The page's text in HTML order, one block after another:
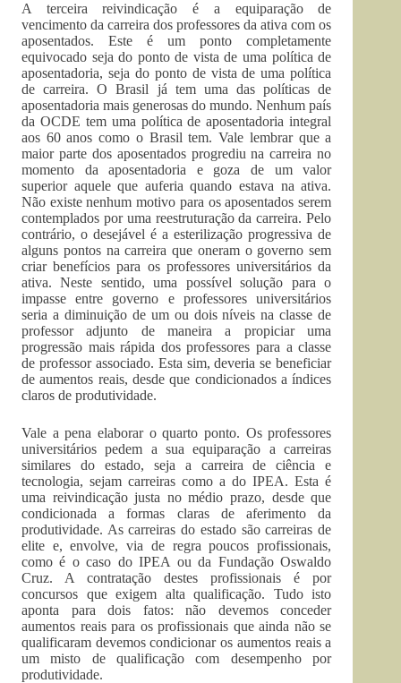
A terceira reivindicação é a equiparação de
vencimento da carreira dos professores da ativa com os
aposentados. Este é um ponto completamente
equivocado seja do ponto de vista de uma política de
aposentadoria, seja do ponto de vista de uma política
de carreira. O Brasil já tem uma das políticas de
aposentadoria mais generosas do mundo. Nenhum país
da OCDE tem uma política de aposentadoria integral
aos 60 anos como o Brasil tem. Vale lembrar que a
maior parte dos aposentados progrediu na carreira no
momento da aposentadoria e goza de um valor
superior aquele que auferia quando estava na ativa.
Não existe nenhum motivo para os aposentados serem
contemplados por uma reestruturação da carreira. Pelo
contrário, o desejável é a esterilização progressiva de
alguns pontos na carreira que oneram o governo sem
criar benefícios para os professores universitários da
ativa. Neste sentido, uma possível solução para o
impasse entre governo e professores universitários
seria a diminuição de um ou dois níveis na classe de
professor adjunto de maneira a propiciar uma
progressão mais rápida dos professores para a classe
de professor associado. Esta sim, deveria se beneficiar
de aumentos reais, desde que condicionados a índices
claros de produtividade.
Vale a pena elaborar o quarto ponto. Os professores
universitários pedem a sua equiparação a carreiras
similares do estado, seja a carreira de ciência e
tecnologia, sejam carreiras como a do IPEA. Esta é
uma reivindicação justa no médio prazo, desde que
condicionada a formas claras de aferimento da
produtividade. As carreiras do estado são carreiras de
elite e, envolve, via de regra poucos profissionais,
como é o caso do IPEA ou da Fundação Oswaldo
Cruz. A contratação destes profissionais é por
concursos que exigem alta qualificação. Tudo isto
aponta para dois fatos: não devemos conceder
aumentos reais para os profissionais que ainda não se
qualificaram devemos condicionar os aumentos reais a
um misto de qualificação com desempenho por
produtividade.